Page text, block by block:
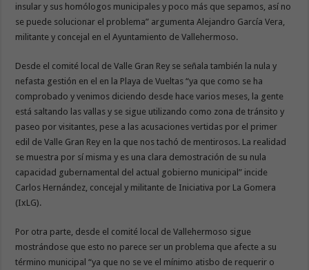
insular y sus homólogos municipales y poco más que sepamos, así no
se puede solucionar el problema” argumenta Alejandro García Vera,
militante y concejal en el Ayuntamiento de Vallehermoso.
Desde el comité local de Valle Gran Rey se señala también la nula y
nefasta gestión en el en la Playa de Vueltas “ya que como se ha
comprobado y venimos diciendo desde hace varios meses, la gente
está saltando las vallas y se sigue utilizando como zona de tránsito y
paseo por visitantes, pese a las acusaciones vertidas por el primer
edil de Valle Gran Rey en la que nos tachó de mentirosos. La realidad
se muestra por sí misma y es una clara demostración de su nula
capacidad gubernamental del actual gobierno municipal” incide
Carlos Hernández, concejal y militante de Iniciativa por La Gomera
(IxLG).
Por otra parte, desde el comité local de Vallehermoso sigue
mostrándose que esto no parece ser un problema que afecte a su
término municipal “ya que no se ve el mínimo atisbo de requerir o